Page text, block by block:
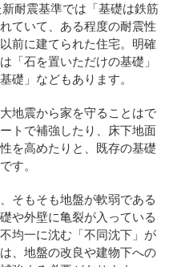
耐震基準では「基礎は鉄筋
ていて、ある程度の耐震性
前に建てられた住宅。明確
「石を置いただけの基礎」
礎」などもあります。
地震から家を守ることはで
トで補強したり、床下地面
を高めたりと、既存の基礎
す。
そもそも地盤が軟弱である
や外壁に亀裂が入っている
均一に沈む「不同沈下」が
、地盤の改良や建物下への